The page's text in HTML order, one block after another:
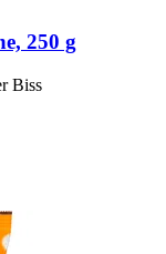
250 g
Biss